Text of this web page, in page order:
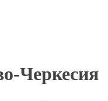
Черкесия